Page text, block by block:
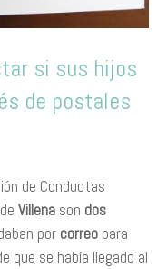
si sus hijos
de postales
de Conductas
Villena son dos
por correo para
que se había llegado al